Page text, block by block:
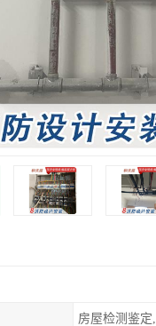
房屋检测鉴定